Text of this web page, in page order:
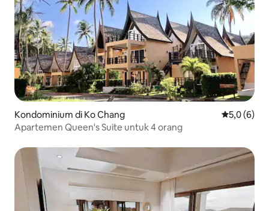
Kondominium di Ko Chang Nilai rata-
5,0 (6)
Apartemen Queen's Suite untuk 4 orang